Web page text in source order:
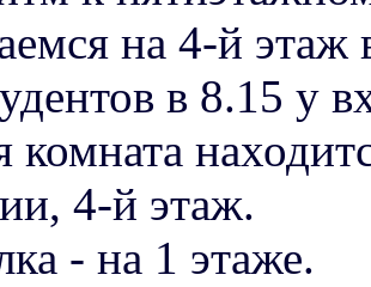
на 4-й этаж
в 8.15 у
комната
4-й этаж.
- на 1 этаже.